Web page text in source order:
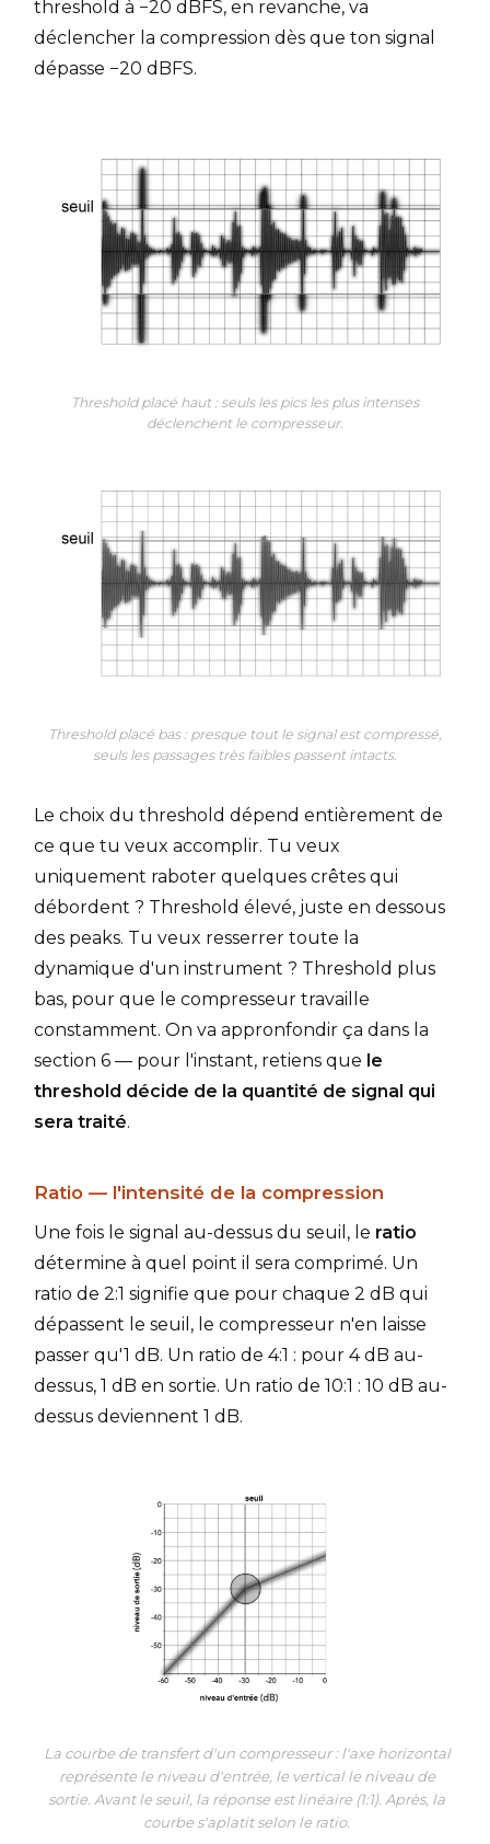
threshold à −20 dBFS, en revanche, va
déclencher la compression dès que ton signal
dépasse −20 dBFS.
Threshold placé haut : seuls les pics les plus intenses
déclenchent le compresseur.
Threshold placé bas : presque tout le signal est compressé,
seuls les passages très faibles passent intacts.
Le choix du threshold dépend entièrement de
ce que tu veux accomplir. Tu veux
uniquement raboter quelques crêtes qui
débordent ? Threshold élevé, juste en dessous
des peaks. Tu veux resserrer toute la
dynamique d'un instrument ? Threshold plus
bas, pour que le compresseur travaille
constamment. On va appronfondir ça dans la
section 6 — pour l'instant, retiens que le
threshold décide de la quantité de signal qui
sera traité.
Ratio — l'intensité de la compression
Une fois le signal au-dessus du seuil, le ratio
détermine à quel point il sera comprimé. Un
ratio de 2:1 signifie que pour chaque 2 dB qui
dépassent le seuil, le compresseur n'en laisse
passer qu'1 dB. Un ratio de 4:1 : pour 4 dB au-
dessus, 1 dB en sortie. Un ratio de 10:1 : 10 dB au-
dessus deviennent 1 dB.
La courbe de transfert d'un compresseur : l'axe horizontal
représente le niveau d'entrée, le vertical le niveau de
sortie. Avant le seuil, la réponse est linéaire (1:1). Après, la
courbe s'aplatit selon le ratio.